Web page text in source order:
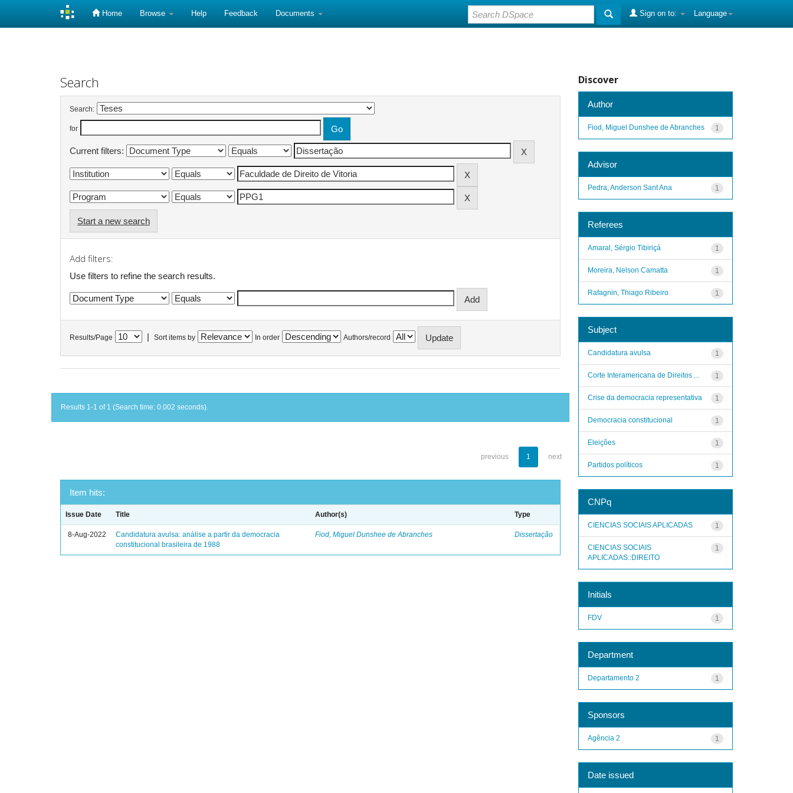
Home Browse Help Feedback Documents Language
Sign on to:
Search
Search:
for
Current filters:
Start a new search
Add filters:
Use filters to refine the search results.
Results/Page Sort items by In order Authors/record
Results 1-1 of 1 (Search time: 0.002 seconds).
previous 1 next
Item hits:
Issue Date Title Author(s) Type
8-Aug-2022
Candidatura avulsa: análise a partir da democracia
constitucional brasileira de 1988
Fiod, Miguel Dunshee de Abranches Dissertação
Discover
Author
1
Fiod, Miguel Dunshee de Abranches
Advisor
1
Pedra, Anderson Sant Ana
Referees
1
Amaral, Sérgio Tibiriçá
1
Moreira, Nelson Camatta
1
Rafagnin, Thiago Ribeiro
Subject
1
Candidatura avulsa
1
Corte Interamericana de Direitos ...
1
Crise da democracia representativa
1
Democracia constitucional
1
Eleições
1
Partidos políticos
CNPq
1
CIENCIAS SOCIAIS APLICADAS
1
CIENCIAS SOCIAIS
APLICADAS::DIREITO
Initials
1
FDV
Department
1
Departamento 2
Sponsors
1
Agência 2
Date issued